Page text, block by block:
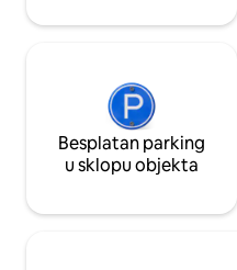
Besplatan parking
u sklopu objekta